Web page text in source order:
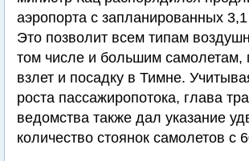
аэропорта с запланированных
Это позволит всем типам
том числе и большим самолетам,
взлет и посадку в Тимне.
роста пассажиропотока, глава
ведомства также дал указание
количество стоянок самолетов с